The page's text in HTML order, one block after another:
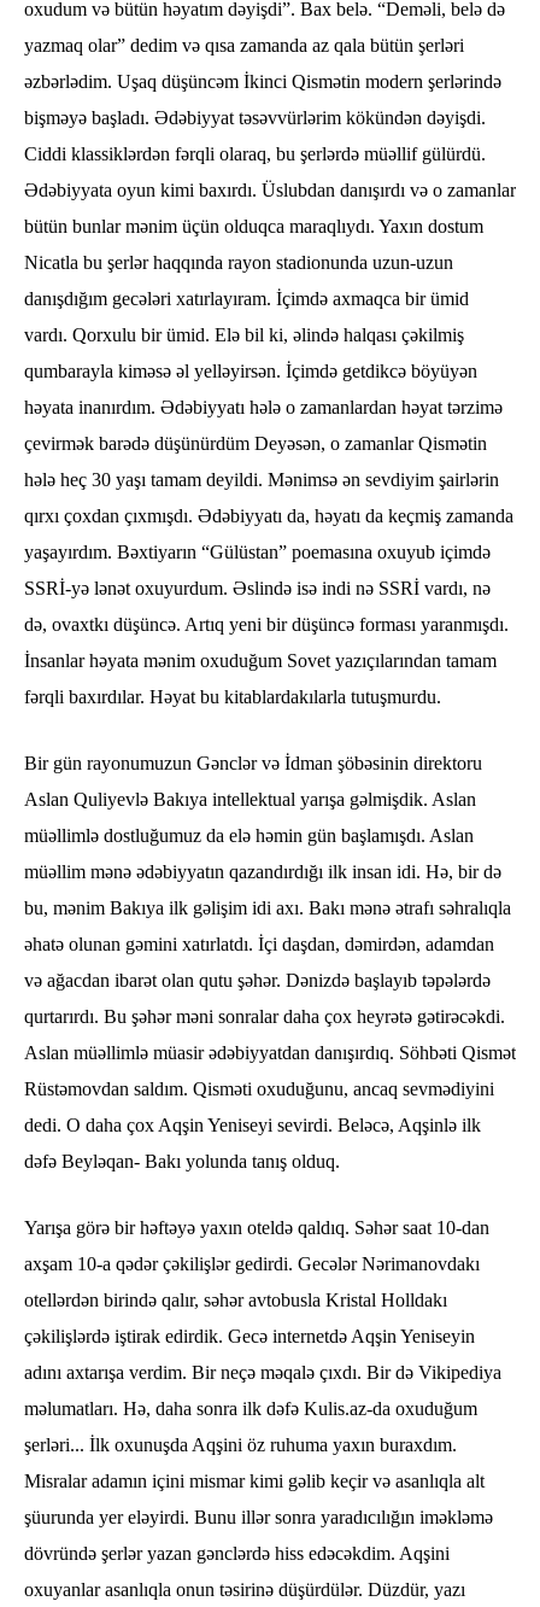
oxudum və bütün həyatım dəyişdi”. Bax belə. “Deməli, belə də
yazmaq olar” dedim və qısa zamanda az qala bütün şerləri
əzbərlədim. Uşaq düşüncəm İkinci Qismətin modern şerlərində
bişməyə başladı. Ədəbiyyat təsəvvürlərim kökündən dəyişdi.
Ciddi klassiklərdən fərqli olaraq, bu şerlərdə müəllif gülürdü.
Ədəbiyyata oyun kimi baxırdı. Üslubdan danışırdı və o zamanlar
bütün bunlar mənim üçün olduqca maraqlıydı. Yaxın dostum
Nicatla bu şerlər haqqında rayon stadionunda uzun-uzun
danışdığım gecələri xatırlayıram. İçimdə axmaqca bir ümid
vardı. Qorxulu bir ümid. Elə bil ki, əlində halqası çəkilmiş
qumbarayla kiməsə əl yelləyirsən. İçimdə getdikcə böyüyən
həyata inanırdım. Ədəbiyyatı hələ o zamanlardan həyat tərzimə
çevirmək barədə düşünürdüm Deyəsən, o zamanlar Qismətin
hələ heç 30 yaşı tamam deyildi. Mənimsə ən sevdiyim şairlərin
qırxı çoxdan çıxmışdı. Ədəbiyyatı da, həyatı da keçmiş zamanda
yaşayırdım. Bəxtiyarın “Gülüstan” poemasına oxuyub içimdə
SSRİ-yə lənət oxuyurdum. Əslində isə indi nə SSRİ vardı, nə
də, ovaxtkı düşüncə. Artıq yeni bir düşüncə forması yaranmışdı.
İnsanlar həyata mənim oxuduğum Sovet yazıçılarından tamam
fərqli baxırdılar. Həyat bu kitablardakılarla tutuşmurdu.
Bir gün rayonumuzun Gənclər və İdman şöbəsinin direktoru
Aslan Quliyevlə Bakıya intellektual yarışa gəlmişdik. Aslan
müəllimlə dostluğumuz da elə həmin gün başlamışdı. Aslan
müəllim mənə ədəbiyyatın qazandırdığı ilk insan idi. Hə, bir də
bu, mənim Bakıya ilk gəlişim idi axı. Bakı mənə ətrafı səhralıqla
əhatə olunan gəmini xatırlatdı. İçi daşdan, dəmirdən, adamdan
və ağacdan ibarət olan qutu şəhər. Dənizdə başlayıb təpələrdə
qurtarırdı. Bu şəhər məni sonralar daha çox heyrətə gətirəcəkdi.
Aslan müəllimlə müasir ədəbiyyatdan danışırdıq. Söhbəti Qismət
Rüstəmovdan saldım. Qisməti oxuduğunu, ancaq sevmədiyini
dedi. O daha çox Aqşin Yeniseyi sevirdi. Beləcə, Aqşinlə ilk
dəfə Beyləqan- Bakı yolunda tanış olduq.
Yarışa görə bir həftəyə yaxın oteldə qaldıq. Səhər saat 10-dan
axşam 10-a qədər çəkilişlər gedirdi. Gecələr Nərimanovdakı
otellərdən birində qalır, səhər avtobusla Kristal Holldakı
çəkilişlərdə iştirak edirdik. Gecə internetdə Aqşin Yeniseyin
adını axtarışa verdim. Bir neçə məqalə çıxdı. Bir də Vikipediya
məlumatları. Hə, daha sonra ilk dəfə Kulis.az-da oxuduğum
şerləri... İlk oxunuşda Aqşini öz ruhuma yaxın buraxdım.
Misralar adamın içini mismar kimi gəlib keçir və asanlıqla alt
şüurunda yer eləyirdi. Bunu illər sonra yaradıcılığın iməkləmə
dövründə şerlər yazan gənclərdə hiss edəcəkdim. Aqşini
oxuyanlar asanlıqla onun təsirinə düşürdülər. Düzdür, yazı